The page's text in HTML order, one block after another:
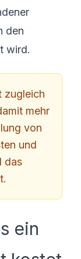
den
wird.
zugleich
mehr
von
und
das
ein